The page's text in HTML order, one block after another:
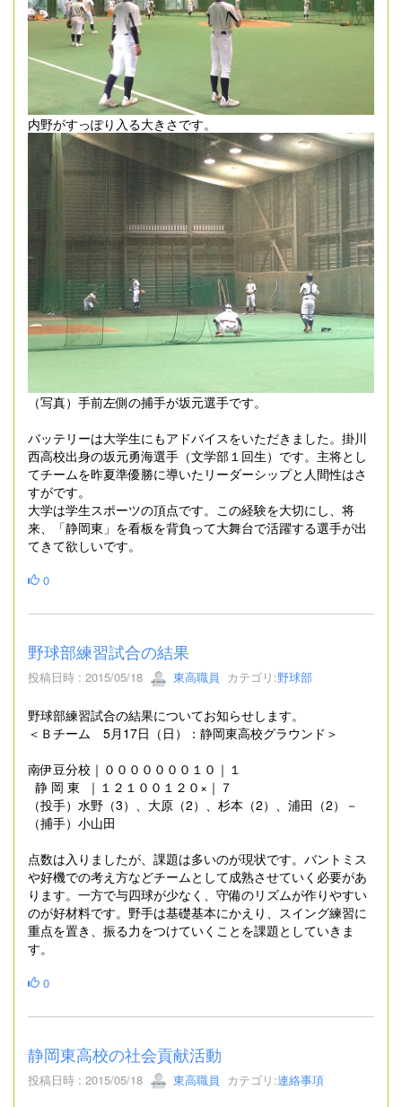
内野がすっぽり入る大きさです。
（写真）手前左側の捕手が坂元選手です。
バッテリーは大学生にもアドバイスをいただきました。掛川
西高校出身の坂元勇海選手（文学部１回生）です。主将とし
てチームを昨夏準優勝に導いたリーダーシップと人間性はさ
すがです。
大学は学生スポーツの頂点です。この経験を大切にし、将
来、「静岡東」を看板を背負って大舞台で活躍する選手が出
てきて欲しいです。
0
野球部練習試合の結果
投稿日時 : 2015/05/18 東高職員 カテゴリ:野球部
野球部練習試合の結果についてお知らせします。
＜Ｂチーム 5月17日（日）：静岡東高校グラウンド＞
南伊豆分校｜０００００００１０｜１
静 岡 東 ｜１２１００１２０×｜７
（投手）水野（3）、大原（2）、杉本（2）、浦田（2）－
（捕手）小山田
点数は入りましたが、課題は多いのが現状です。バントミス
や好機での考え方などチームとして成熟させていく必要があ
ります。一方で与四球が少なく、守備のリズムが作りやすい
のが好材料です。野手は基礎基本にかえり、スイング練習に
重点を置き、振る力をつけていくことを課題としていきま
す。
0
静岡東高校の社会貢献活動
投稿日時 : 2015/05/18 東高職員 カテゴリ:連絡事項